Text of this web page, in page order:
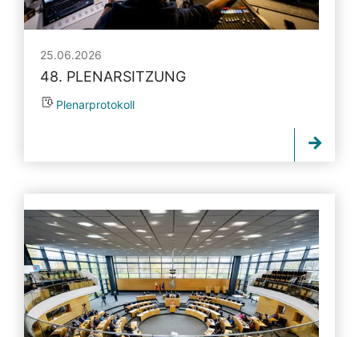
25.06.2026
48. PLENARSITZUNG
Plenarprotokoll